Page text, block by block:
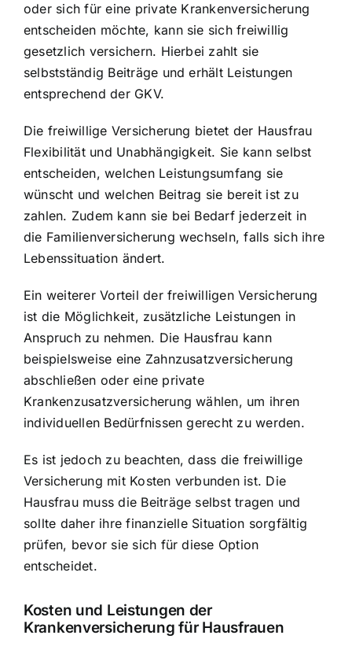
oder sich für eine private Krankenversicherung
entscheiden möchte, kann sie sich freiwillig
gesetzlich versichern. Hierbei zahlt sie
selbstständig Beiträge und erhält Leistungen
entsprechend der GKV.
Die freiwillige Versicherung bietet der Hausfrau
Flexibilität und Unabhängigkeit. Sie kann selbst
entscheiden, welchen Leistungsumfang sie
wünscht und welchen Beitrag sie bereit ist zu
zahlen. Zudem kann sie bei Bedarf jederzeit in
die Familienversicherung wechseln, falls sich ihre
Lebenssituation ändert.
Ein weiterer Vorteil der freiwilligen Versicherung
ist die Möglichkeit, zusätzliche Leistungen in
Anspruch zu nehmen. Die Hausfrau kann
beispielsweise eine Zahnzusatzversicherung
abschließen oder eine private
Krankenzusatzversicherung wählen, um ihren
individuellen Bedürfnissen gerecht zu werden.
Es ist jedoch zu beachten, dass die freiwillige
Versicherung mit Kosten verbunden ist. Die
Hausfrau muss die Beiträge selbst tragen und
sollte daher ihre finanzielle Situation sorgfältig
prüfen, bevor sie sich für diese Option
entscheidet.
Kosten und Leistungen der
Krankenversicherung für Hausfrauen